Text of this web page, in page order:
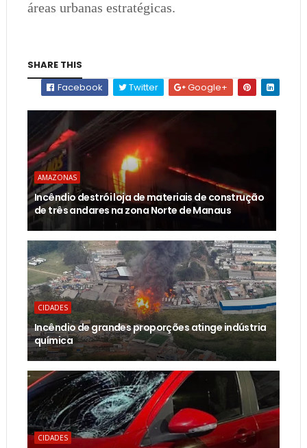
áreas urbanas estratégicas.
SHARE THIS
Facebook
Twitter Google+
AMAZONAS
Incêndio destrói loja de materiais de construção
de três andares na zona Norte de Manaus
CIDADES
Incêndio de grandes proporções atinge indústria
química
CIDADES